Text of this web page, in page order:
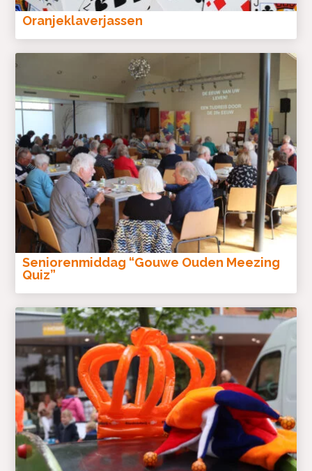
Oranjeklaverjassen
Seniorenmiddag “Gouwe Ouden Meezing
Quiz”